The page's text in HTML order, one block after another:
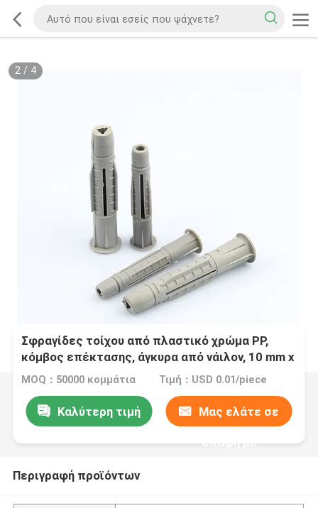
2/ 4
Σφραγίδες τοίχου από πλαστικό χρώμα PP,
κόμβος επέκτασης, άγκυρα από νάιλον, 10 mm x
61 mm
MOQ：50000 κομμάτια Τιμή：USD 0.01/piece
Καλύτερη τιμή Μας ελάτε σε
επαφή με
Περιγραφή προϊόντων